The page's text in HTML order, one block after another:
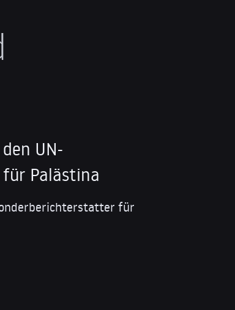
UN-
Palästina
für